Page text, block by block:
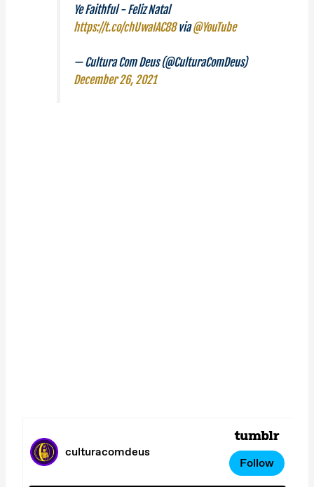
Ye Faithful - Feliz Natal
https://t.co/chUwaIAC88via@YouTube
— Cultura Com Deus (@CulturaComDeus)
December 26, 2021